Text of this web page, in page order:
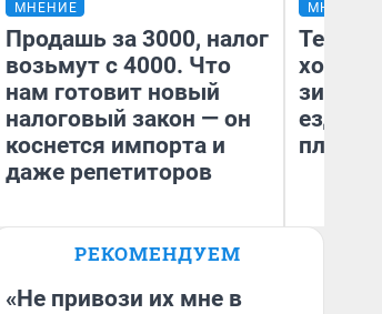
МНЕНИЕ
Продашь за 3000, налог
возьмут с 4000. Что
нам готовит новый
налоговый закон — он
коснется импорта и
даже репетиторов
Анастасия Завгородняя
МНЕНИЕ
Тепло
зимой.
ездит
плюсы
РЕКОМЕНДУЕМ
«Не привози их мне в